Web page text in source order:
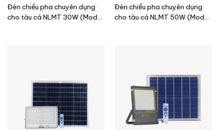
Đèn chiếu pha chuyên dụng
cho tàu cá NLMT 30W (Model:
Đèn chiếu pha chuyên dụng
cho tàu cá NLMT 50W (Model: